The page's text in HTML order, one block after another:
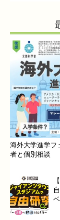
海外大学進学
者と個別相談